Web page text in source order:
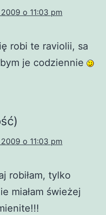
o 11:03 pm
robi te raviolii, sa
je codziennie
o 11:03 pm
robiłam, tylko
miałam świeżej